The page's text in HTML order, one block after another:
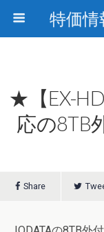
★【EX-
応の8TB
Share